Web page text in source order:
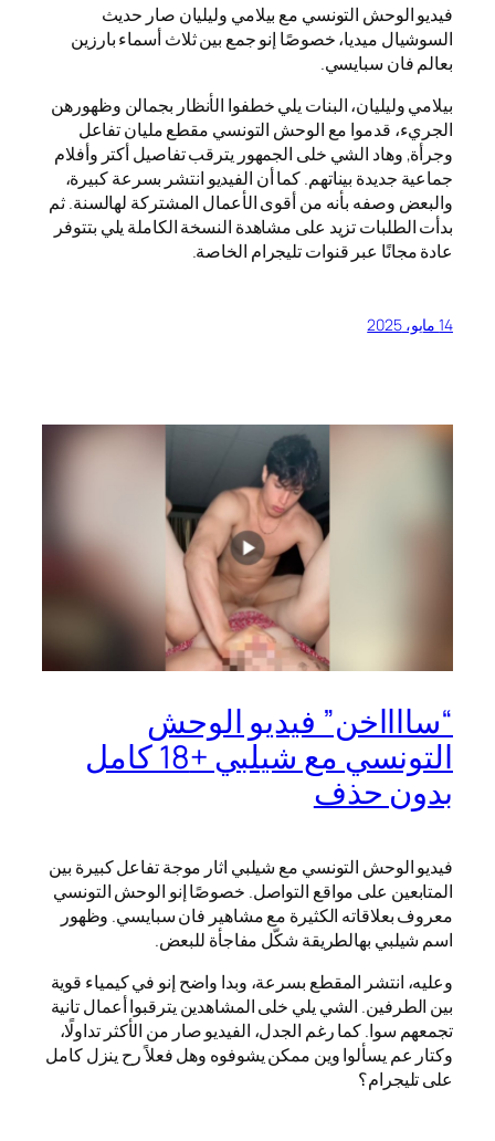
فيديو الوحش التونسي مع بيلامي وليليان صار حديث
السوشيال ميديا، خصوصًا إنو جمع بين ثلاث أسماء بارزين
بعالم فان سبايسي.
بيلامي وليليان، البنات يلي خطفوا الأنظار بجمالن وظهورهن
الجريء، قدموا مع الوحش التونسي مقطع مليان تفاعل
وجرأة, وهاد الشي خلى الجمهور يترقب تفاصيل أكتر وأفلام
جماعية جديدة بيناتهم. كما أن الفيديو انتشر بسرعة كبيرة،
والبعض وصفه بأنه من أقوى الأعمال المشتركة لهالسنة. ثم
بدأت الطلبات تزيد على مشاهدة النسخة الكاملة يلي بتتوفر
عادة مجانًا عبر قنوات تليجرام الخاصة.
14 مايو، 2025
“سااااخن” فيديو الوحش
التونسي مع شيلبي +18 كامل
بدون حذف
فيديو الوحش التونسي مع شيلبي اثار موجة تفاعل كبيرة بين
المتابعين على مواقع التواصل. خصوصًا إنو الوحش التونسي
معروف بعلاقاته الكثيرة مع مشاهير فان سبايسي. وظهور
اسم شيلبي بهالطريقة شكّل مفاجأة للبعض.
وعليه، انتشر المقطع بسرعة، وبدا واضح إنو في كيمياء قوية
بين الطرفين. الشي يلي خلى المشاهدين يترقبوا أعمال تانية
تجمعهم سوا. كما رغم الجدل، الفيديو صار من الأكثر تداولًا،
وكتار عم يسألوا وين ممكن يشوفوه وهل فعلاً رح ينزل كامل
على تليجرام؟